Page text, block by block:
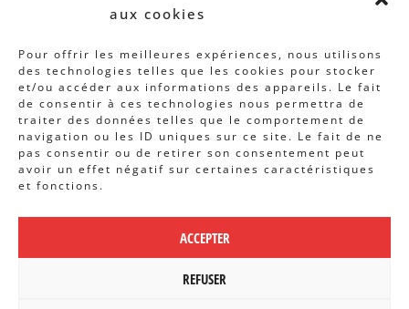
aux cookies
Pour offrir les meilleures expériences, nous utilisons
des technologies telles que les cookies pour stocker
et/ou accéder aux informations des appareils. Le fait
de consentir à ces technologies nous permettra de
traiter des données telles que le comportement de
navigation ou les ID uniques sur ce site. Le fait de ne
pas consentir ou de retirer son consentement peut
avoir un effet négatif sur certaines caractéristiques
et fonctions.
ACCEPTER
REFUSER
Rapports et analyses
Articles
AUTRES INFOS
Actions
Concertation
Archives
POLITIQUE DE CONFIDENTIALITÉ|
CBCS ASBL | WEBDESIGN PAR